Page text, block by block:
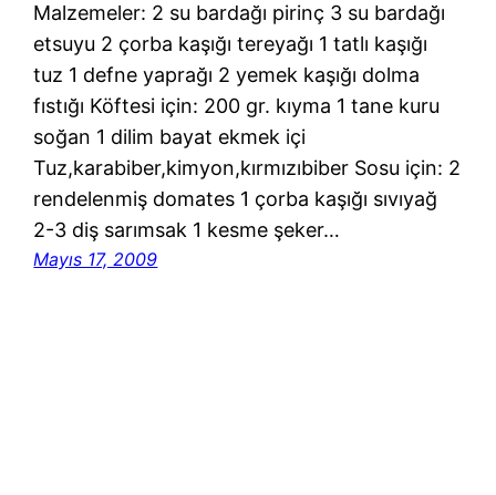
Malzemeler: 2 su bardağı pirinç 3 su bardağı
etsuyu 2 çorba kaşığı tereyağı 1 tatlı kaşığı
tuz 1 defne yaprağı 2 yemek kaşığı dolma
fıstığı Köftesi için: 200 gr. kıyma 1 tane kuru
soğan 1 dilim bayat ekmek içi
Tuz,karabiber,kimyon,kırmızıbiber Sosu için: 2
rendelenmiş domates 1 çorba kaşığı sıvıyağ
2-3 diş sarımsak 1 kesme şeker…
Mayıs 17, 2009